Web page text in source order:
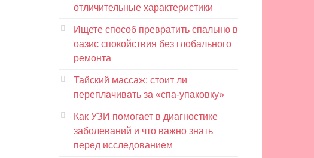
отличительные характеристики
Ищете способ превратить спальню в
оазис спокойствия без глобального
ремонта
Тайский массаж: стоит ли
переплачивать за «спа-упаковку»
Как УЗИ помогает в диагностике
заболеваний и что важно знать
перед исследованием